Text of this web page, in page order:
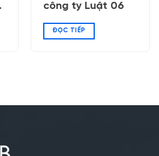
công ty Luật 06
ĐỌC TIẾP